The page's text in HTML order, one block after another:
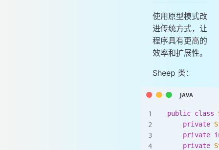
使用原型模式改
进传统方式，让
程序具有更高的
效率和扩展性。
Sheep 类：
public class
    private
    private
    private